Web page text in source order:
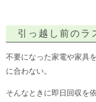
引っ越し前のラ
不要になった家電や家具
に合わない。
そんなときに即日回収を